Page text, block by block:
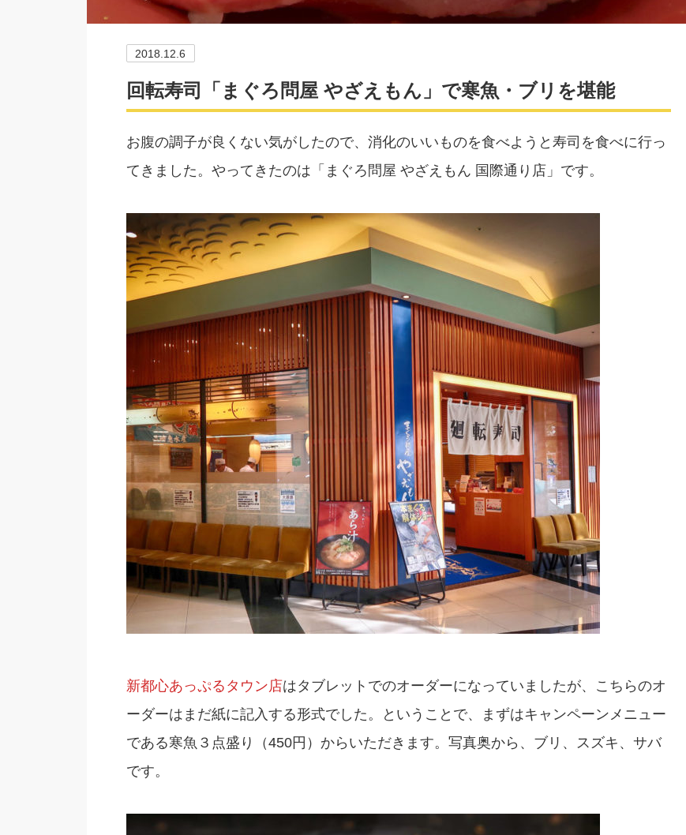
2018.12.6
回転寿司「まぐろ問屋 やざえもん」で寒魚・ブリを堪能
お腹の調子が良くない気がしたので、消化のいいものを食べようと寿司を食べに行っ
てきました。やってきたのは「まぐろ問屋 やざえもん 国際通り店」です。
新都心あっぷるタウン店はタブレットでのオーダーになっていましたが、こちらのオ
ーダーはまだ紙に記入する形式でした。ということで、まずはキャンペーンメニュー
である寒魚３点盛り（450円）からいただきます。写真奥から、ブリ、スズキ、サバ
です。